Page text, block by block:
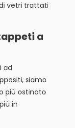
vetri trattati
a
ad
siamo
più ostinato
in